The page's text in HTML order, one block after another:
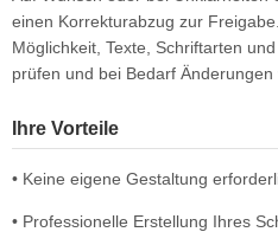
einen Korrekturabzug zur
Möglichkeit, Texte, Schriftarten
prüfen und bei Bedarf Änderungen
Ihre Vorteile
• Keine eigene Gestaltung
• Professionelle Erstellung Ihres